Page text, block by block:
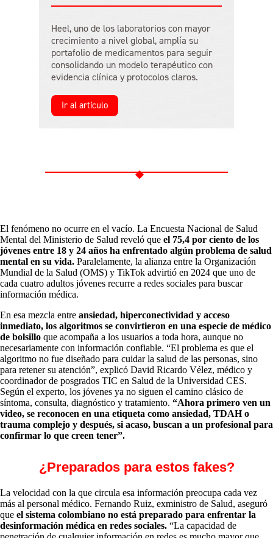
Heel, uno de los laboratorios con mayor
crecimiento a nivel global, amplía su
portafolio de medicamentos para seguir
consolidando un modelo terapéutico con
evidencia clínica y protocolos claros.
Ir al artículo
El fenómeno no ocurre en el vacío. La Encuesta Nacional de Salud
Mental del Ministerio de Salud reveló que el 75,4 por ciento de los
jóvenes entre 18 y 24 años ha enfrentado algún problema de salud
mental en su vida. Paralelamente, la alianza entre la Organización
Mundial de la Salud (OMS) y TikTok advirtió en 2024 que uno de
cada cuatro adultos jóvenes recurre a redes sociales para buscar
información médica.
En esa mezcla entre ansiedad, hiperconectividad y acceso
inmediato, los algoritmos se convirtieron en una especie de médico
de bolsillo que acompaña a los usuarios a toda hora, aunque no
necesariamente con información confiable. “El problema es que el
algoritmo no fue diseñado para cuidar la salud de las personas, sino
para retener su atención”, explicó David Ricardo Vélez, médico y
coordinador de posgrados TIC en Salud de la Universidad CES.
Según el experto, los jóvenes ya no siguen el camino clásico de
síntoma, consulta, diagnóstico y tratamiento. “Ahora primero ven un
video, se reconocen en una etiqueta como ansiedad, TDAH o
trauma complejo y después, si acaso, buscan a un profesional para
confirmar lo que creen tener”.
¿Preparados para estos fakes?
La velocidad con la que circula esa información preocupa cada vez
más al personal médico. Fernando Ruiz, exministro de Salud, aseguró
que el sistema colombiano no está preparado para enfrentar la
desinformación médica en redes sociales. “La capacidad de